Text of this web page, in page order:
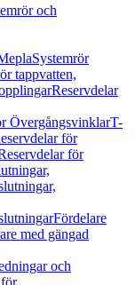
och
Systemrör
tappvatten,
Reservdelar
ÖvergångsvinklarT-
för
för
Fördelare
med gängad
och